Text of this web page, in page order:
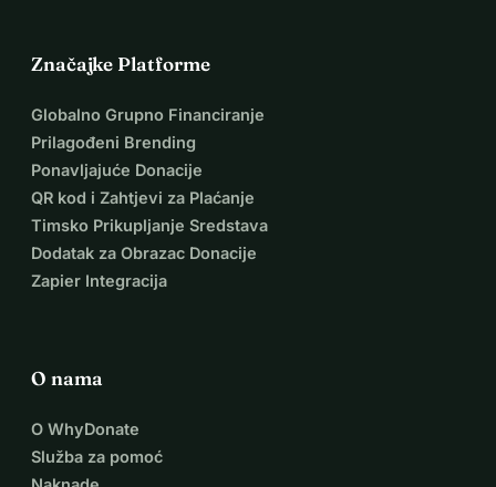
Značajke Platforme
Globalno Grupno Financiranje
Prilagođeni Brending
Ponavljajuće Donacije
QR kod i Zahtjevi za Plaćanje
Timsko Prikupljanje Sredstava
Dodatak za Obrazac Donacije
Zapier Integracija
O nama
O WhyDonate
Služba za pomoć